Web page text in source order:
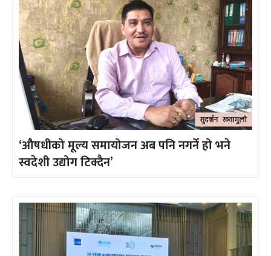
‘औषधीको मूल्य समायोजन अब पनि नगर्ने हो भने
स्वदेशी उद्योग टिक्दैन’